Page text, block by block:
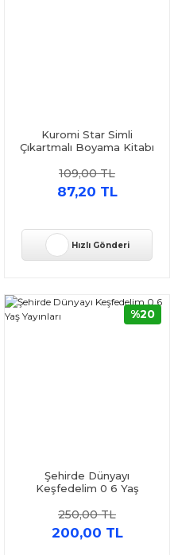
Kuromi Star Simli
Çıkartmalı Boyama Kitabı
109,00 TL
87,20 TL
Hızlı Gönderi
Şehirde Dünyayı
Keşfedelim 0 6 Yaş
250,00 TL
200,00 TL
%20